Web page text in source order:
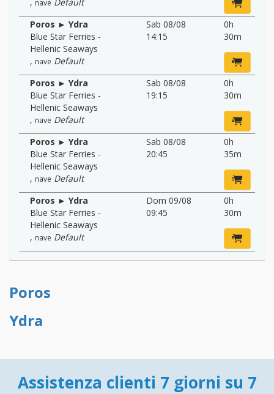
nave
Poros ► Ydra
Blue Star Ferries -
Hellenic Seaways
, nave Default
Sab 08/08
14:15
0h
30m
Poros ► Ydra
Blue Star Ferries -
Hellenic Seaways
, nave Default
Sab 08/08
19:15
0h
30m
Poros ► Ydra
Blue Star Ferries -
Hellenic Seaways
, nave Default
Sab 08/08
20:45
0h
35m
Poros ► Ydra
Blue Star Ferries -
Hellenic Seaways
, nave Default
Dom 09/08
09:45
0h
30m
Poros
Ydra
Assistenza clienti 7 giorni su 7